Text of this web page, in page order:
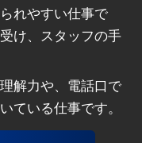
れやすい仕事で
け、スタッフの手
解力や、電話口で
ている仕事です。